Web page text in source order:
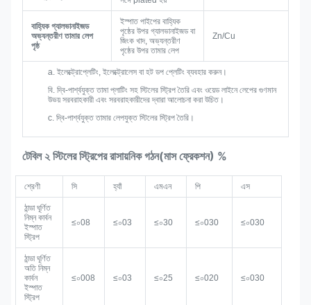
বাহ্যিক গ্যালভানাইজড
অভ্যন্তরীণ তামার লেপ
পৃষ্ঠ
ইস্পাত পাইপের বাহ্যিক
পৃষ্ঠের উপর গ্যালভানাইজড বা
জিংক খাদ, অভ্যন্তরীণ
পৃষ্ঠের উপর তামার লেপ
Zn/Cu
a. ইলেক্ট্রোপ্লেটিং, ইলেক্ট্রোলেস বা হট ডপ প্লেটিং ব্যবহার করুন।
বি. দ্বি-পার্শ্বযুক্ত তামা প্লাটিং সহ স্টিলের স্ট্রিপ তৈরি এবং ওয়েড লাইনে লেপের গুণমান
উভয় সরবরাহকারী এবং সরবরাহকারীদের দ্বারা আলোচনা করা উচিত।
c. দ্বি-পার্শ্বযুক্ত তামার লেপযুক্ত স্টিলের স্ট্রিপ তৈরি।
টেবিল ২ স্টিলের স্ট্রিপের রাসায়নিক গঠন(মাস ফ্রেকশন) %
শ্রেণী সি হ্যাঁ এমএন পি এস
ঠান্ডা ঘূর্ণিত
নিম্ন কার্বন
ইস্পাত
স্ট্রিপ
≤০08 ≤০03 ≤০30 ≤০030 ≤০030
ঠান্ডা ঘূর্ণিত
অতি নিম্ন
কার্বন
ইস্পাত
স্ট্রিপ
≤০008 ≤০03 ≤০25 ≤০020 ≤০030